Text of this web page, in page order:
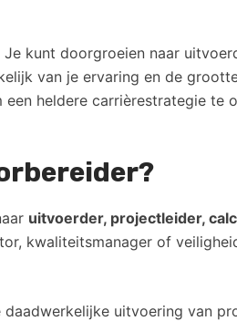
kunt doorgroeien naar
van je ervaring en de
heldere carrièrestrategie te
uitvoerder, projectleider,
kwaliteitsmanager of
uitvoering van